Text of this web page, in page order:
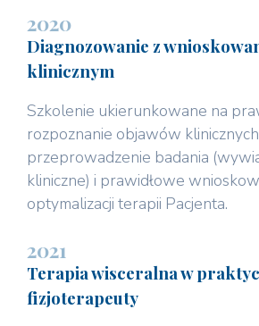
2020
Diagnozowanie z
klinicznym
Szkolenie ukierunkowane na
rozpoznanie objawów
przeprowadzenie badania
kliniczne) i prawidłowe
optymalizacji terapii Pacjenta.
2021
Terapia wisceralna w
fizjoterapeuty